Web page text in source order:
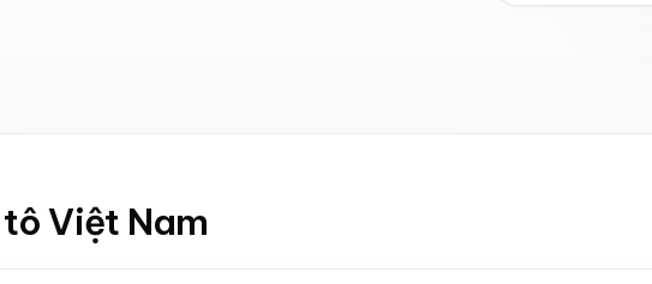
Việt Nam